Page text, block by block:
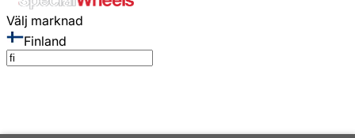
Välj marknad
Finland